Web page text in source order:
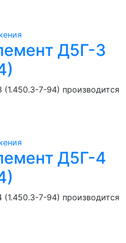
Д5Г-3
7-94) производится
Д5Г-4
7-94) производится